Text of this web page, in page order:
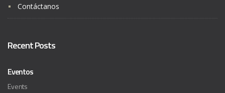
Contáctanos
Recent Posts
Eventos
Events